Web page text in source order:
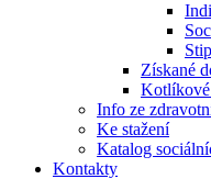
Získané
Kotlíkové
Info ze
Ke stažení
Katalog
Kontakty